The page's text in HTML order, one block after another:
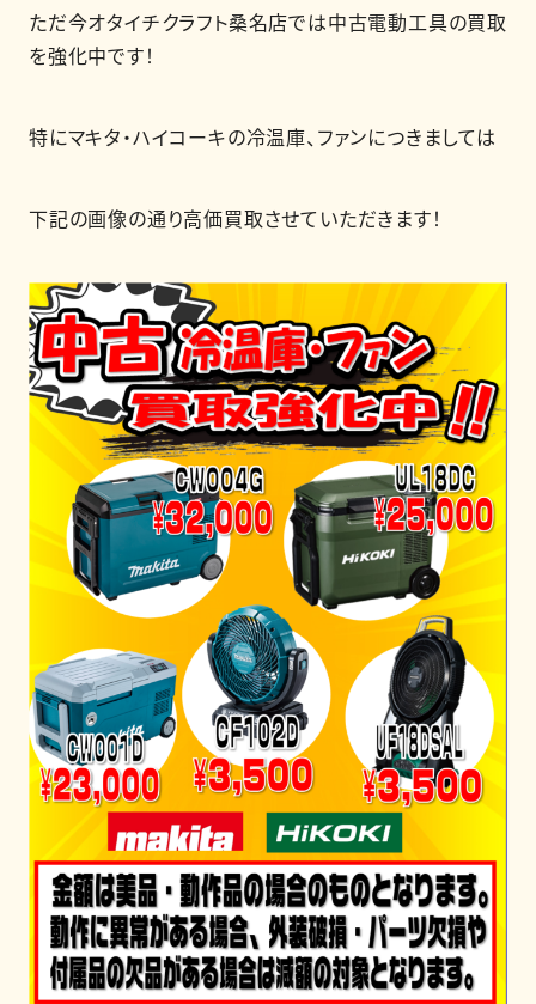
ただ今オタイチクラフト桑名店では中古電動工具の買取
を強化中です！
特にマキタ・ハイコーキの冷温庫、ファンにつきましては
下記の画像の通り高価買取させていただきます！